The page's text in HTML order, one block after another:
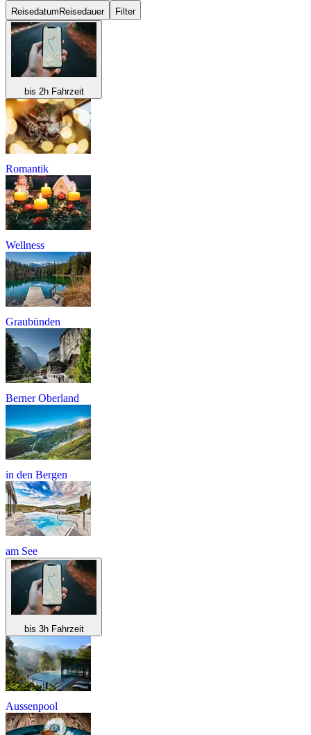
Reisedatum Reisedauer Filter
bis 2h Fahrzeit
Romantik
Wellness
Graubünden
Berner Oberland
in den Bergen
am See
bis 3h Fahrzeit
Aussenpool